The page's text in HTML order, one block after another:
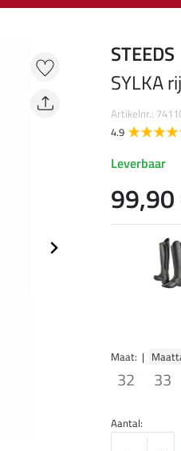
Maat: |
32 33
STEEDS
SYLKA
Artikelnr.:
4.9
Leverbaar
99,90
Aantal: